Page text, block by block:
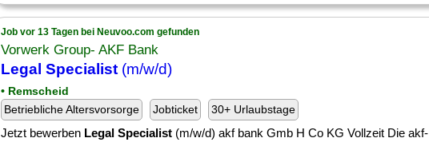
Job vor 13 Tagen bei Neuvoo.com gefunden
Vorwerk Group- AKF Bank
Legal Specialist (m/w/d)
• Remscheid
Betriebliche Altersvorsorge
Jobticket 30+ Urlaubstage
Jetzt bewerben Legal Specialist (m/w/d) akf bank Gmb H Co KG Vollzeit Die akf-